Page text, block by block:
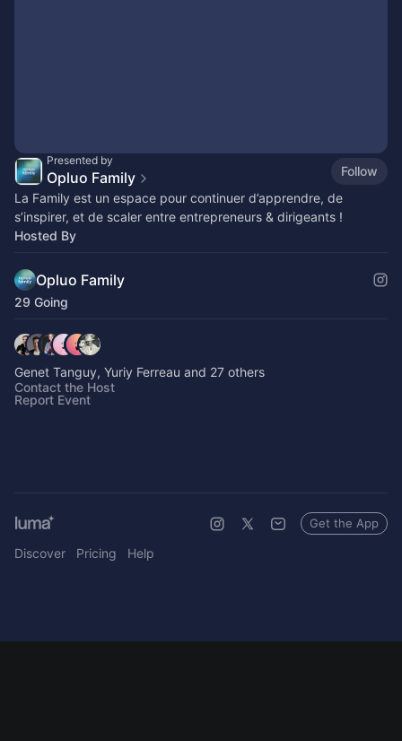
Presented by
Opluo Family
Follow
La Family est un espace pour continuer d’apprendre, de
s’inspirer, et de scaler entre entrepreneurs & dirigeants !
Hosted By
Opluo Family
29 Going
Genet Tanguy, Yuriy Ferreau and 27 others
Contact the Host
Report Event
Discover Pricing Help
Get the App